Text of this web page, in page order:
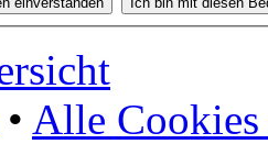
• Alle Cookies